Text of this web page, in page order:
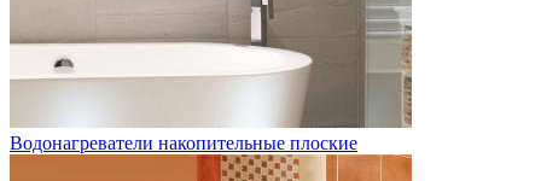
Водонагреватели накопительные плоские